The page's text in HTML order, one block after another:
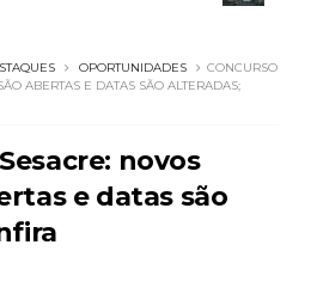
OPORTUNIDADES
CONCURSO
ABERTAS E DATAS SÃO ALTERADAS;
novos
e datas são